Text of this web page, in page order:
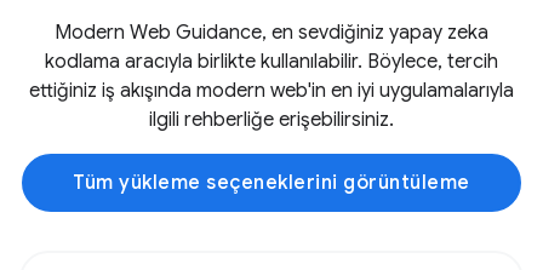
Modern Web Guidance, en sevdiğiniz yapay zeka
kodlama aracıyla birlikte kullanılabilir. Böylece, tercih
ettiğiniz iş akışında modern web'in en iyi uygulamalarıyla
ilgili rehberliğe erişebilirsiniz.
Tüm yükleme seçeneklerini görüntüleme